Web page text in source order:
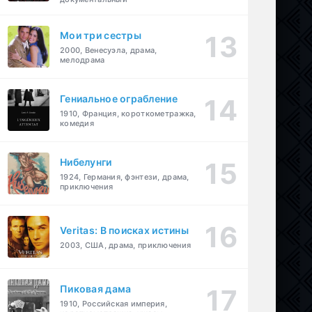
Мои три сестры
2000, Венесуэла, драма,
мелодрама
Гениальное ограбление
1910, Франция, короткометражка,
комедия
Нибелунги
1924, Германия, фэнтези, драма,
приключения
Veritas: В поисках истины
2003, США, драма, приключения
Пиковая дама
1910, Российская империя,